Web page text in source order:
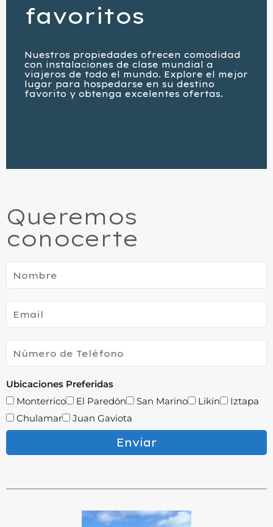
favoritos
Nuestros propiedades ofrecen comodidad
con instalaciones de clase mundial a
viajeros de todo el mundo. Explore el mejor
lugar para hospedarse en su destino
favorito y obtenga excelentes ofertas.
Queremos
conocerte
Ubicaciones Preferidas
Monterrico
El Paredón San Marino Likin
Iztapa
Chulamar
Juan Gaviota
Enviar